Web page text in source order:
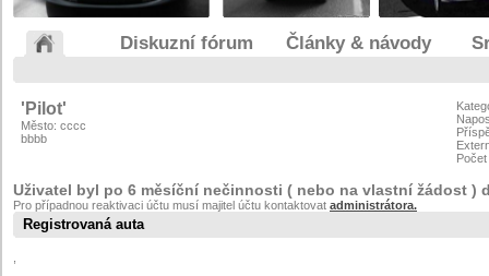
Diskuzní fórum Články & návody
'Pilot'
Město: cccc
bbbb
Uživatel byl po 6 měsíční nečinnosti ( nebo na vlastní žádost )
Pro případnou reaktivaci účtu musí majitel účtu kontaktovat administrátora.
Registrovaná auta